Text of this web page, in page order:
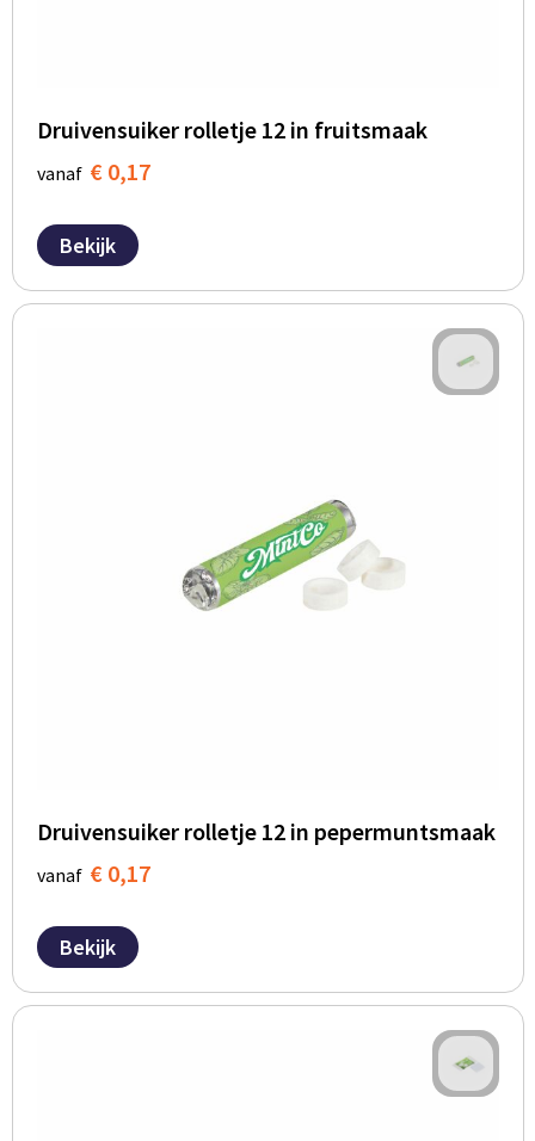
Druivensuiker rolletje 12 in fruitsmaak
vanaf € 0,17
Bekijk
Druivensuiker rolletje 12 in pepermuntsmaak
vanaf € 0,17
Bekijk